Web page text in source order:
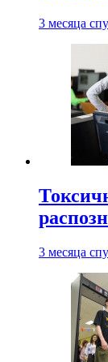
3 месяца
3 месяца